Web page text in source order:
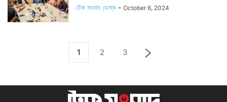
টেক সংবাদ ডেস্ক - October 6, 2024
1 2 3